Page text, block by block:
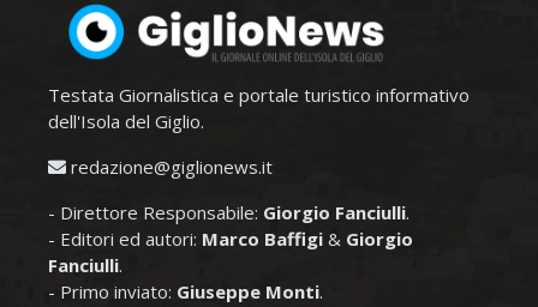
Testata Giornalistica e portale turistico informativo
dell'Isola del Giglio.
redazione@giglionews.it
- Direttore Responsabile: Giorgio Fanciulli.
- Editori ed autori: Marco Baffigi & Giorgio
Fanciulli.
- Primo inviato: Giuseppe Monti.